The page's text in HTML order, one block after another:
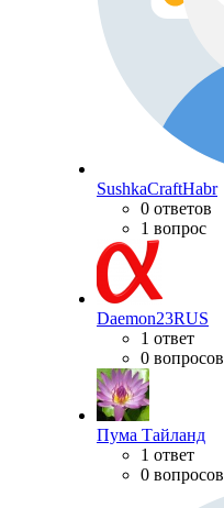
SushkaCraftHabr
0 ответов
1 вопрос
Daemon23RUS
1 ответ
0 вопросов
Пума Тайланд
1 ответ
0 вопросов